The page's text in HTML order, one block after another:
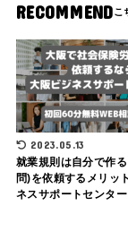
RECOMMEND
2023.05.13
就業規則は自分で作
問)を依頼するメリッ
ネスサポートセンタ